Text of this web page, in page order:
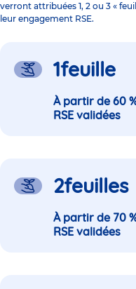
verront attribuées 1, 2 ou 3 «
leur engagement RSE.
1feuille
À partir de 60
RSE validées
2feuilles
À partir de 70
RSE validées